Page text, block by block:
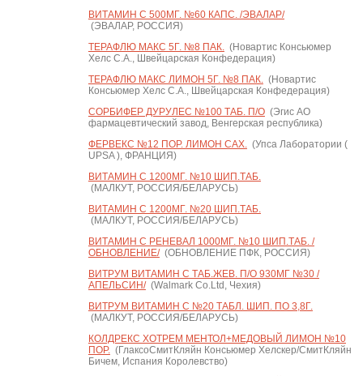
ВИТАМИН С 500МГ. №60 КАПС. /ЭВАЛАР/
(ЭВАЛАР, РОССИЯ)
ТЕРАФЛЮ МАКС 5Г. №8 ПАК.(Новартис Консьюмер
Хелс С.А., Швейцарская Конфедерация)
ТЕРАФЛЮ МАКС ЛИМОН 5Г. №8 ПАК.(Новартис
Консьюмер Хелс С.А., Швейцарская Конфедерация)
СОРБИФЕР ДУРУЛЕС №100 ТАБ. П/О(Эгис АО
фармацевтический завод, Венгерская республика)
ФЕРВЕКС №12 ПОР. ЛИМОН САХ.(Упса Лаборатории (
UPSA ), ФРАНЦИЯ)
ВИТАМИН С 1200МГ. №10 ШИП.ТАБ.
(МАЛКУТ, РОССИЯ/БЕЛАРУСЬ)
ВИТАМИН С 1200МГ. №20 ШИП.ТАБ.
(МАЛКУТ, РОССИЯ/БЕЛАРУСЬ)
ВИТАМИН С РЕНЕВАЛ 1000МГ. №10 ШИП.ТАБ. /
ОБНОВЛЕНИЕ/(ОБНОВЛЕНИЕ ПФК, РОССИЯ)
ВИТРУМ ВИТАМИН C ТАБ.ЖЕВ. П/О 930МГ №30 /
АПЕЛЬСИН/(Walmark Co.Ltd, Чехия)
ВИТРУМ ВИТАМИН C №20 ТАБЛ. ШИП. ПО 3,8Г.
(МАЛКУТ, РОССИЯ/БЕЛАРУСЬ)
КОЛДРЕКС ХОТРЕМ МЕНТОЛ+МЕДОВЫЙ ЛИМОН №10
ПОР.(ГлаксоСмитКляйн Консьюмер Хелскер/СмитКляйн
Бичем, Испания Королевство)